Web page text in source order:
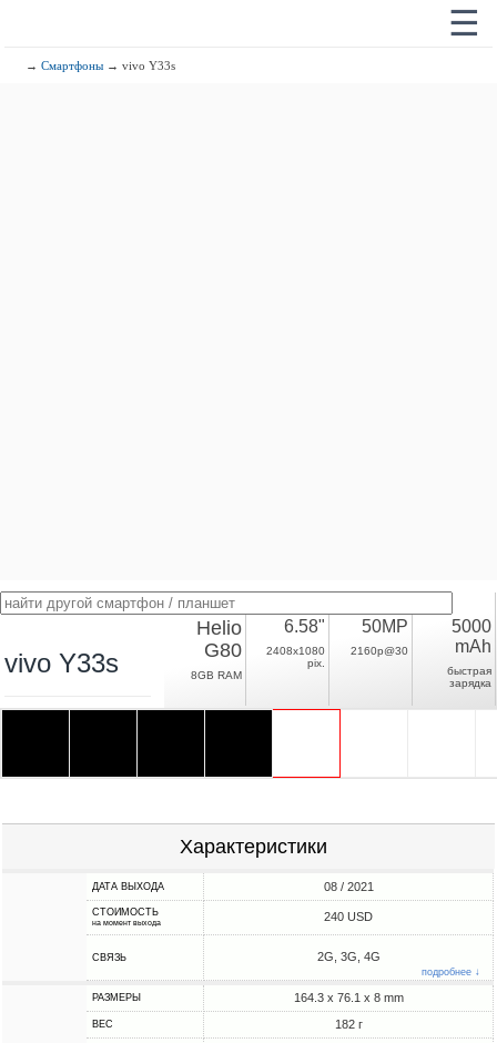
☰
→Смартфоны → vivo Y33s
vivo Y33s
Helio
G80
8GB RAM
6.58"
2408x1080
pix.
50MP
2160p@30
5000
mAh
быстрая
зарядка
Характеристики
ДАТА ВЫХОДА 08 / 2021
СТОИМОСТЬ
на момент выхода 240 USD
СВЯЗЬ 2G, 3G, 4G
подробнее ↓
РАЗМЕРЫ 164.3 x 76.1 x 8 mm
ВЕС 182 г